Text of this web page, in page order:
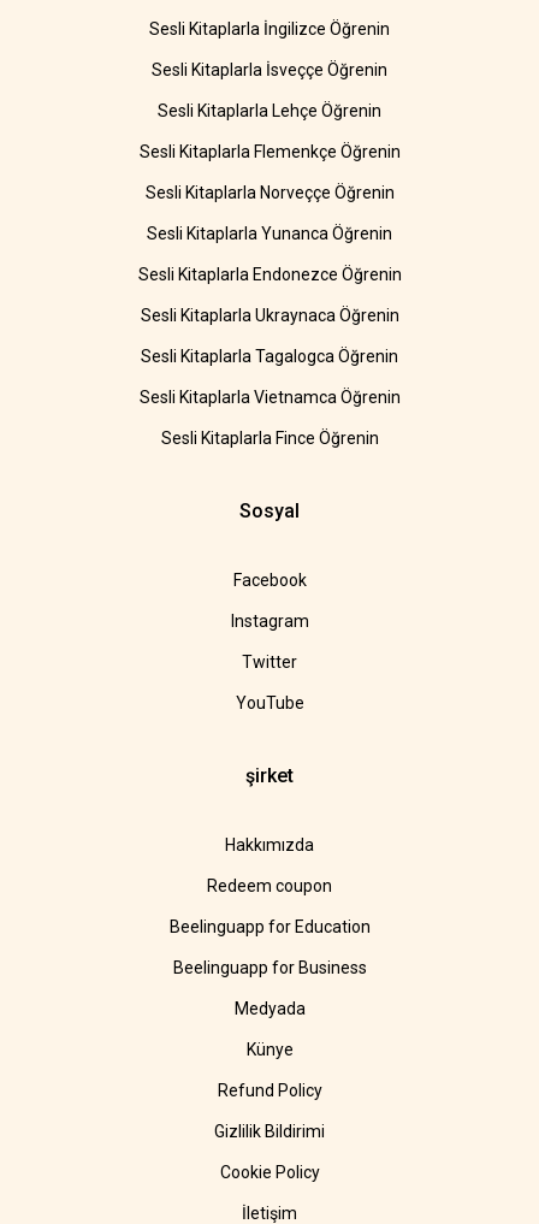
Sesli Kitaplarla İngilizce Öğrenin
Sesli Kitaplarla İsveççe Öğrenin
Sesli Kitaplarla Lehçe Öğrenin
Sesli Kitaplarla Flemenkçe Öğrenin
Sesli Kitaplarla Norveççe Öğrenin
Sesli Kitaplarla Yunanca Öğrenin
Sesli Kitaplarla Endonezce Öğrenin
Sesli Kitaplarla Ukraynaca Öğrenin
Sesli Kitaplarla Tagalogca Öğrenin
Sesli Kitaplarla Vietnamca Öğrenin
Sesli Kitaplarla Fince Öğrenin
Sosyal
Facebook
Instagram
Twitter
YouTube
şirket
Hakkımızda
Redeem coupon
Beelinguapp for Education
Beelinguapp for Business
Medyada
Künye
Refund Policy
Gizlilik Bildirimi
Cookie Policy
İletişim